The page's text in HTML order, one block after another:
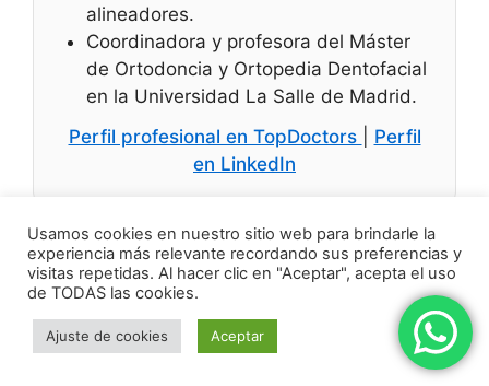
alineadores.
Coordinadora y profesora del Máster
de Ortodoncia y Ortopedia Dentofacial
en la Universidad La Salle de Madrid.
Perfil profesional en TopDoctors
Perfil
en LinkedIn
Deja un comentario
Comentario
Usamos cookies en nuestro sitio web para brindarle la
experiencia más relevante recordando sus preferencias y
visitas repetidas. Al hacer clic en "Aceptar", acepta el uso
de TODAS las cookies.
Ajuste de cookies Aceptar